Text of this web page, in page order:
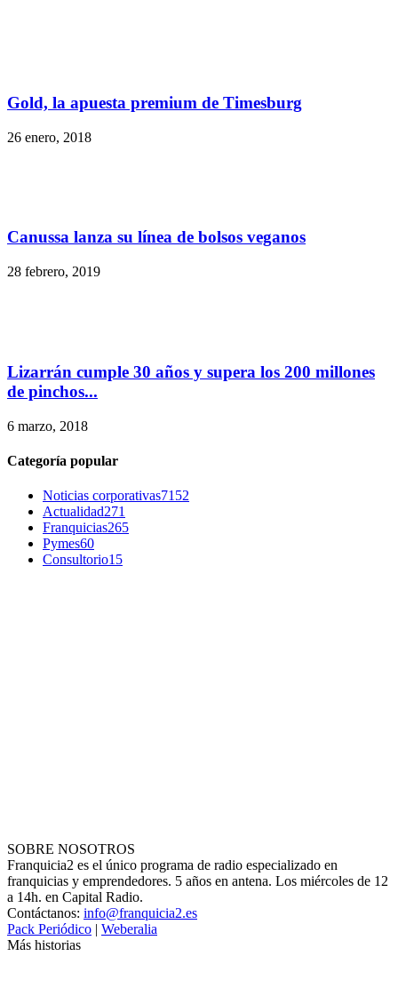
Gold, la apuesta premium de Timesburg
26 enero, 2018
Canussa lanza su línea de bolsos veganos
28 febrero, 2019
Lizarrán cumple 30 años y supera los 200 millones
de pinchos...
6 marzo, 2018
Categoría popular
Noticias corporativas7152
Actualidad271
Franquicias265
Pymes60
Consultorio15
SOBRE NOSOTROS
Franquicia2 es el único programa de radio especializado en
franquicias y emprendedores. 5 años en antena. Los miércoles de 12
a 14h. en Capital Radio.
Contáctanos: info@franquicia2.es
Pack Periódico | Weberalia
Más historias